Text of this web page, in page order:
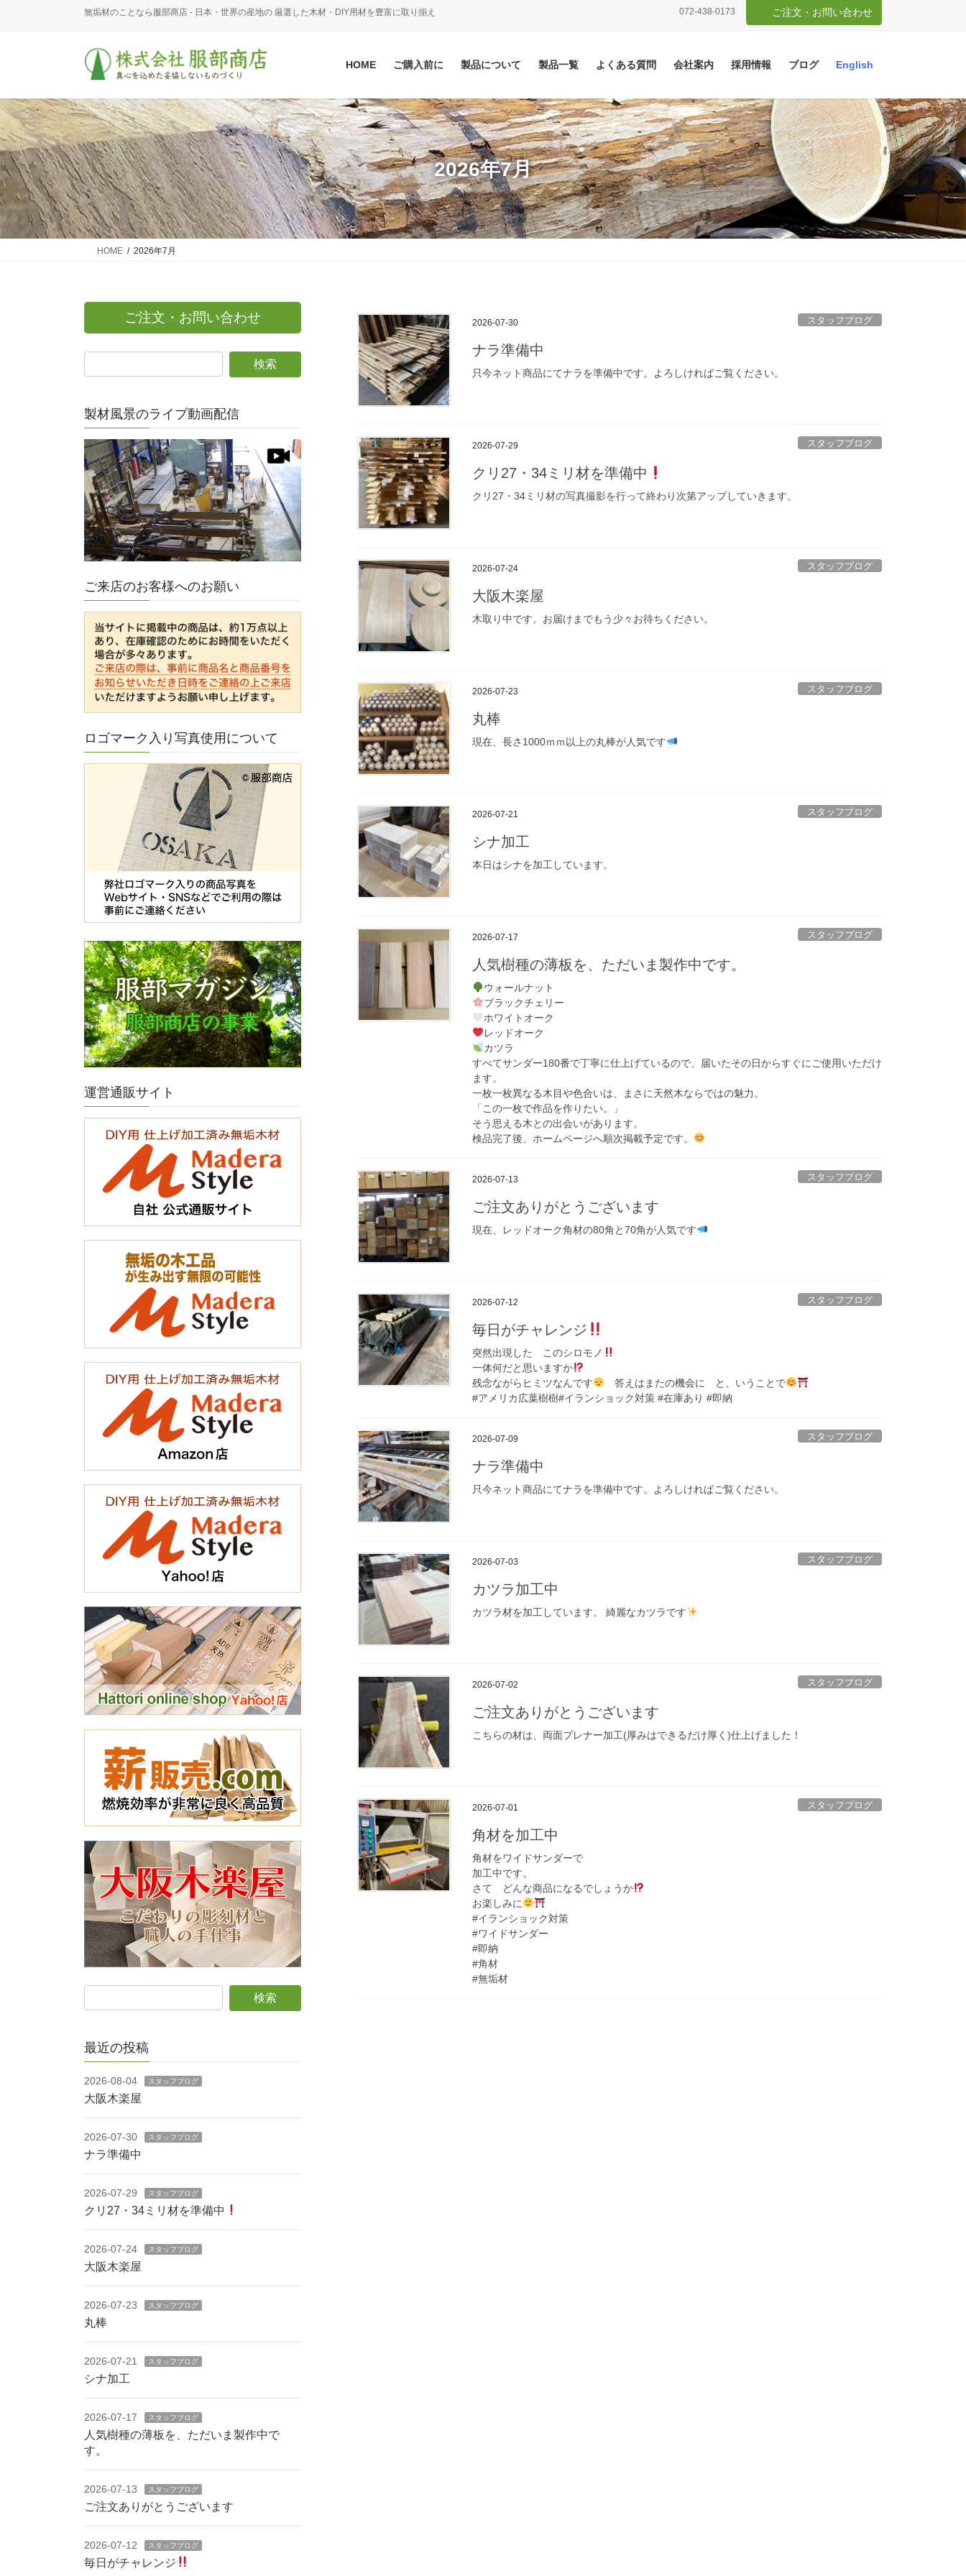
移
動
ン
に
移
動
無垢材のことなら服部商店 - 日本・世界の産地の 厳選した木材・DIY用材を豊富に取り揃え 072-438-0173 ご注文・お問い合わせ
HOME ご購入前に 製品について 製品一覧 よくある質問 会社案内 採用情報 ブログ English
2026年7月
HOME 2026年7月
2026-07-30 スタッフブログ
ナラ準備中
只今ネット商品にてナラを準備中です。よろしければご覧ください。
2026-07-29 スタッフブログ
クリ27・34ミリ材を準備中
クリ27・34ミリ材の写真撮影を行って終わり次第アップしていきます。
2026-07-24 スタッフブログ
大阪木楽屋
木取り中です。お届けまでもう少々お待ちください。
2026-07-23 スタッフブログ
丸棒
現在、長さ1000ｍｍ以上の丸棒が人気です
2026-07-21 スタッフブログ
シナ加工
本日はシナを加工しています。
2026-07-17 スタッフブログ
人気樹種の薄板を、ただいま製作中です。
ウォールナット
ブラックチェリー
ホワイトオーク
レッドオーク
カツラ
すべてサンダー180番で丁寧に仕上げているので、届いたその日からすぐにご使用いただけ
ます。
一枚一枚異なる木目や色合いは、まさに天然木ならではの魅力。
「この一枚で作品を作りたい。」
そう思える木との出会いがあります。
検品完了後、ホームページへ順次掲載予定です。
2026-07-13 スタッフブログ
ご注文ありがとうございます
現在、レッドオーク角材の80角と70角が人気です
2026-07-12 スタッフブログ
毎日がチャレンジ
突然出現した このシロモノ
一体何だと思いますか
残念ながらヒミツなんです
答えはまたの機会に と、いうことで
#アメリカ広葉樹樹#イランショック対策 #在庫あり #即納
2026-07-09 スタッフブログ
ナラ準備中
只今ネット商品にてナラを準備中です。よろしければご覧ください。
2026-07-03 スタッフブログ
カツラ加工中
カツラ材を加工しています。 綺麗なカツラです
2026-07-02 スタッフブログ
ご注文ありがとうございます
こちらの材は、両面プレナー加工(厚みはできるだけ厚く)仕上げました！
2026-07-01 スタッフブログ
角材を加工中
角材をワイドサンダーで
加工中です。
さて どんな商品になるでしょうか
お楽しみに
#イランショック対策
#ワイドサンダー
#即納
#角材
#無垢材
ご注文・お問い合わせ
製材風景のライブ動画配信
ご来店のお客様へのお願い
ロゴマーク入り写真使用について
運営通販サイト
最近の投稿
2026-08-04 スタッフブログ
大阪木楽屋
2026-07-30 スタッフブログ
ナラ準備中
2026-07-29 スタッフブログ
クリ27・34ミリ材を準備中
2026-07-24 スタッフブログ
大阪木楽屋
2026-07-23 スタッフブログ
丸棒
2026-07-21 スタッフブログ
シナ加工
2026-07-17 スタッフブログ
人気樹種の薄板を、ただいま製作中で
す。
2026-07-13 スタッフブログ
ご注文ありがとうございます
2026-07-12 スタッフブログ
毎日がチャレンジ